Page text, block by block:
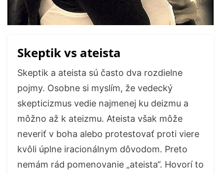
Skeptik vs ateista
Skeptik a ateista sú často dva rozdielne
pojmy. Osobne si myslím, že vedecký
skepticizmus vedie najmenej ku deizmu a
môžno až k ateizmu. Ateista však môže
neveriť v boha alebo protestovať proti viere
kvôli úplne iracionálnym dôvodom. Preto
nemám rád pomenovanie „ateista“. Hovorí to